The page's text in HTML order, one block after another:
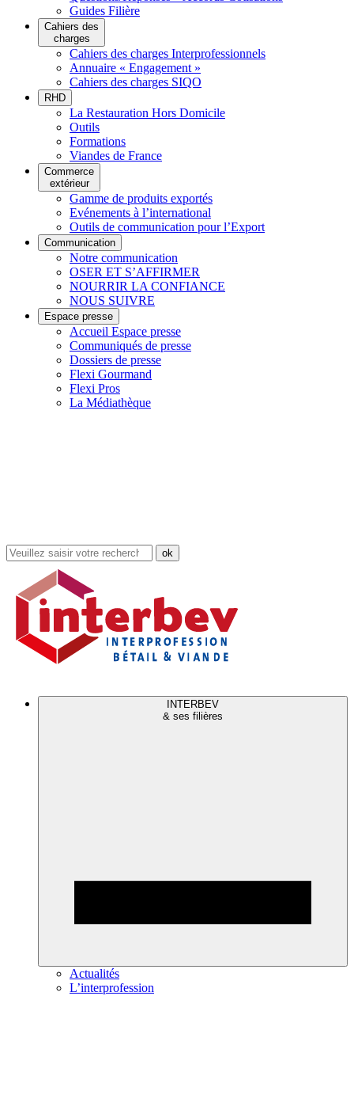
Guides Filière
Cahiers des
charges
Cahiers des charges Interprofessionnels
Annuaire « Engagement »
Cahiers des charges SIQO
RHD
La Restauration Hors Domicile
Outils
Formations
Viandes de France
Commerce
extérieur
Gamme de produits exportés
Evénements à l’international
Outils de communication pour l’Export
Communication
Notre communication
OSER ET S’AFFIRMER
NOURRIR LA CONFIANCE
NOUS SUIVRE
Espace presse
Accueil Espace presse
Communiqués de presse
Dossiers de presse
Flexi Gourmand
Flexi Pros
La Médiathèque
Rechercher
dans
site
INTERBEV
& ses filières
Actualités
L’interprofession